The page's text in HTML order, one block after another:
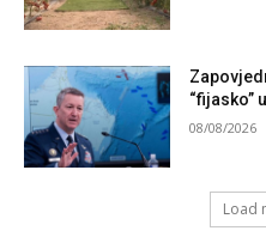
“fijasko”
08/08/2026
Load